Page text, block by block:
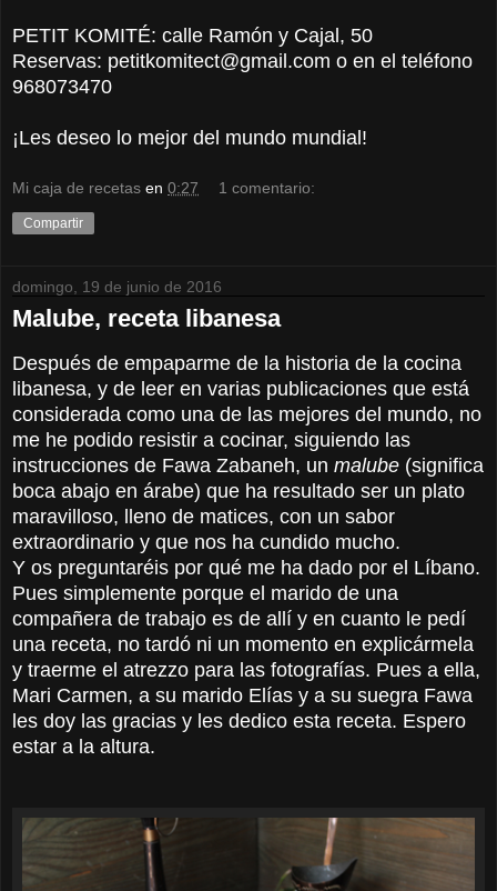
PETIT KOMITÉ: calle Ramón y Cajal, 50
Reservas: petitkomitect@gmail.com o en el teléfono
968073470
¡Les deseo lo mejor del mundo mundial!
Mi caja de recetas en 0:27 1 comentario:
Compartir
domingo, 19 de junio de 2016
Malube, receta libanesa
Después de empaparme de la historia de la cocina
libanesa, y de leer en varias publicaciones que está
considerada como una de las mejores del mundo, no
me he podido resistir a cocinar, siguiendo las
instrucciones de Fawa Zabaneh, un malube (significa
boca abajo en árabe) que ha resultado ser un plato
maravilloso, lleno de matices, con un sabor
extraordinario y que nos ha cundido mucho.
Y os preguntaréis por qué me ha dado por el Líbano.
Pues simplemente porque el marido de una
compañera de trabajo es de allí y en cuanto le pedí
una receta, no tardó ni un momento en explicármela
y traerme el atrezzo para las fotografías. Pues a ella,
Mari Carmen, a su marido Elías y a su suegra Fawa
les doy las gracias y les dedico esta receta. Espero
estar a la altura.